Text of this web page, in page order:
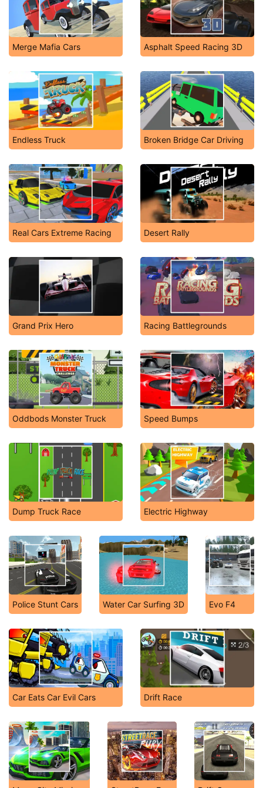
Merge Mafia Cars Asphalt Speed Racing 3D
Endless Truck Broken Bridge Car Driving
Real Cars Extreme Racing Desert Rally
Grand Prix Hero Racing Battlegrounds
Oddbods Monster Truck Speed Bumps
Dump Truck Race Electric Highway
Police Stunt Cars Water Car Surfing 3D Evo F4
Car Eats Car Evil Cars Drift Race